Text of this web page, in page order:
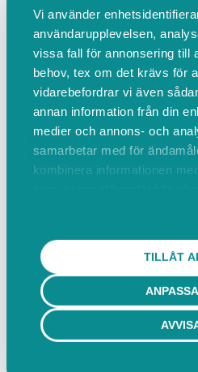
Vi använder
användarupplevelsen,
vissa fall för annonsering till
behov, tex om det krävs för
vidarebefordrar vi även
annan information från din
medier och annons- och
samarbetar med för
kombinera informationen
TILLÅT
ANPASSA
Provning av
85 min
500,00 SEK inkl.
När du bokar en VIP-
dig upp till 6 smakråd.
bubbel och choklad till
peppande skyltar för
Skrädderi